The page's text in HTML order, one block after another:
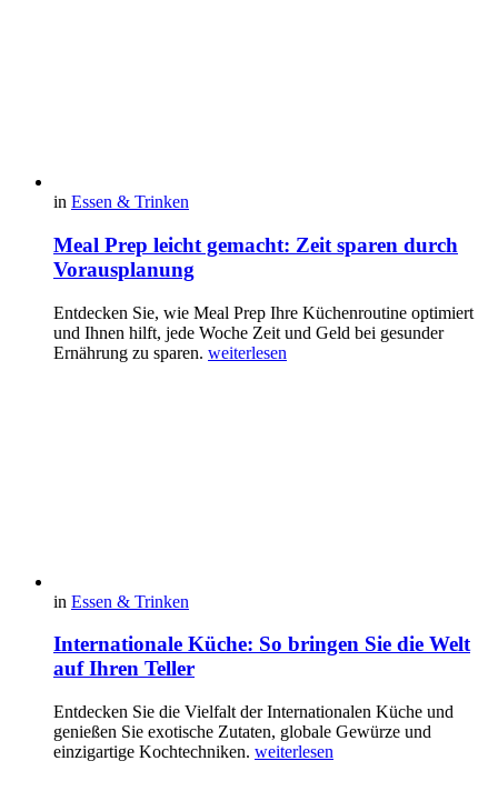
in Essen & Trinken
Meal Prep leicht gemacht: Zeit sparen durch
Vorausplanung
Entdecken Sie, wie Meal Prep Ihre Küchenroutine optimiert
und Ihnen hilft, jede Woche Zeit und Geld bei gesunder
Ernährung zu sparen. weiterlesen
in Essen & Trinken
Internationale Küche: So bringen Sie die Welt
auf Ihren Teller
Entdecken Sie die Vielfalt der Internationalen Küche und
genießen Sie exotische Zutaten, globale Gewürze und
einzigartige Kochtechniken. weiterlesen